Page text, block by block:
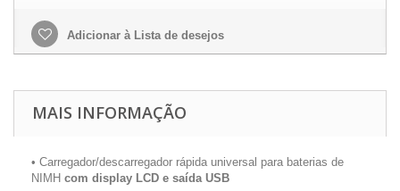
Adicionar à Lista de desejos
MAIS INFORMAÇÃO
• Carregador/descarregador rápida universal para baterias de
NIMH com display LCD e saída USB